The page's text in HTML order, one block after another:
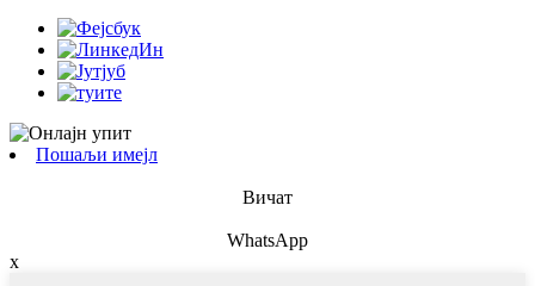
Пошаљи имејл
Вичат
WhatsApp
x